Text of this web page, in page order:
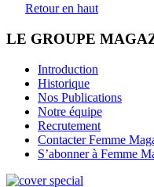
Retour en haut
LE GROUPE
Introduction
Historique
Nos Publications
Notre équipe
Recrutement
Contacter Femme
S’abonner à Femme